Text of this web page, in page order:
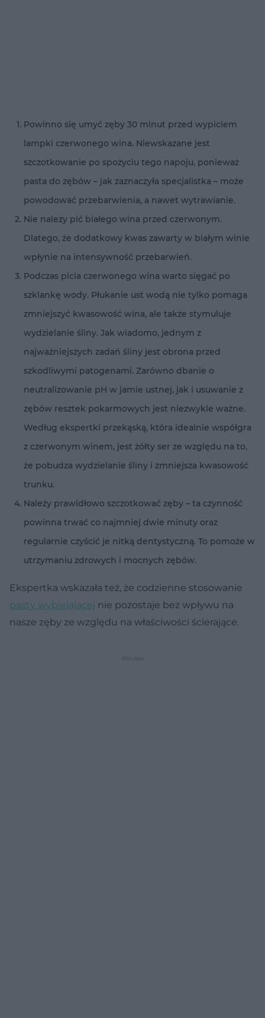
Powinno się umyć zęby 30 minut przed wypiciem
lampki czerwonego wina. Niewskazane jest
szczotkowanie po spożyciu tego napoju, ponieważ
pasta do zębów – jak zaznaczyła specjalistka – może
powodować przebarwienia, a nawet wytrawianie.
Nie należy pić białego wina przed czerwonym.
Dlatego, że dodatkowy kwas zawarty w białym winie
wpłynie na intensywność przebarwień.
Podczas picia czerwonego wina warto sięgać po
szklankę wody. Płukanie ust wodą nie tylko pomaga
zmniejszyć kwasowość wina, ale także stymuluje
wydzielanie śliny. Jak wiadomo, jednym z
najważniejszych zadań śliny jest obrona przed
szkodliwymi patogenami. Zarówno dbanie o
neutralizowanie pH w jamie ustnej, jak i usuwanie z
zębów resztek pokarmowych jest niezwykle ważne.
Według ekspertki przekąską, która idealnie współgra
z czerwonym winem, jest żółty ser ze względu na to,
że pobudza wydzielanie śliny i zmniejsza kwasowość
trunku.
Należy prawidłowo szczotkować zęby – ta czynność
powinna trwać co najmniej dwie minuty oraz
regularnie czyścić je nitką dentystyczną. To pomoże w
utrzymaniu zdrowych i mocnych zębów.
Ekspertka wskazała też, że codzienne stosowanie
pasty wybielającej nie pozostaje bez wpływu na
nasze zęby ze względu na właściwości ścierające.